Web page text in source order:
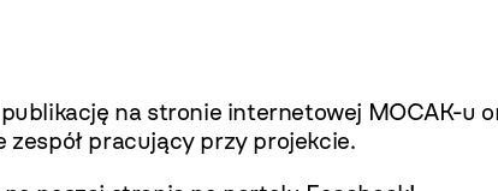
na stronie internetowej MOCAK-u
pracujący przy projekcie.